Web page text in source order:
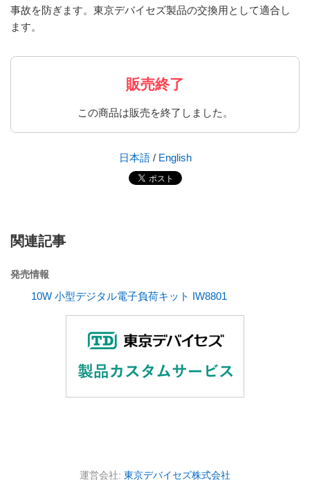
事故を防ぎます。東京デバイセズ製品の交換用として適合し
ます。
販売終了
この商品は販売を終了しました。
日本語/ English
関連記事
発売情報
10W 小型デジタル電子負荷キット IW8801
運営会社: 東京デバイセズ株式会社